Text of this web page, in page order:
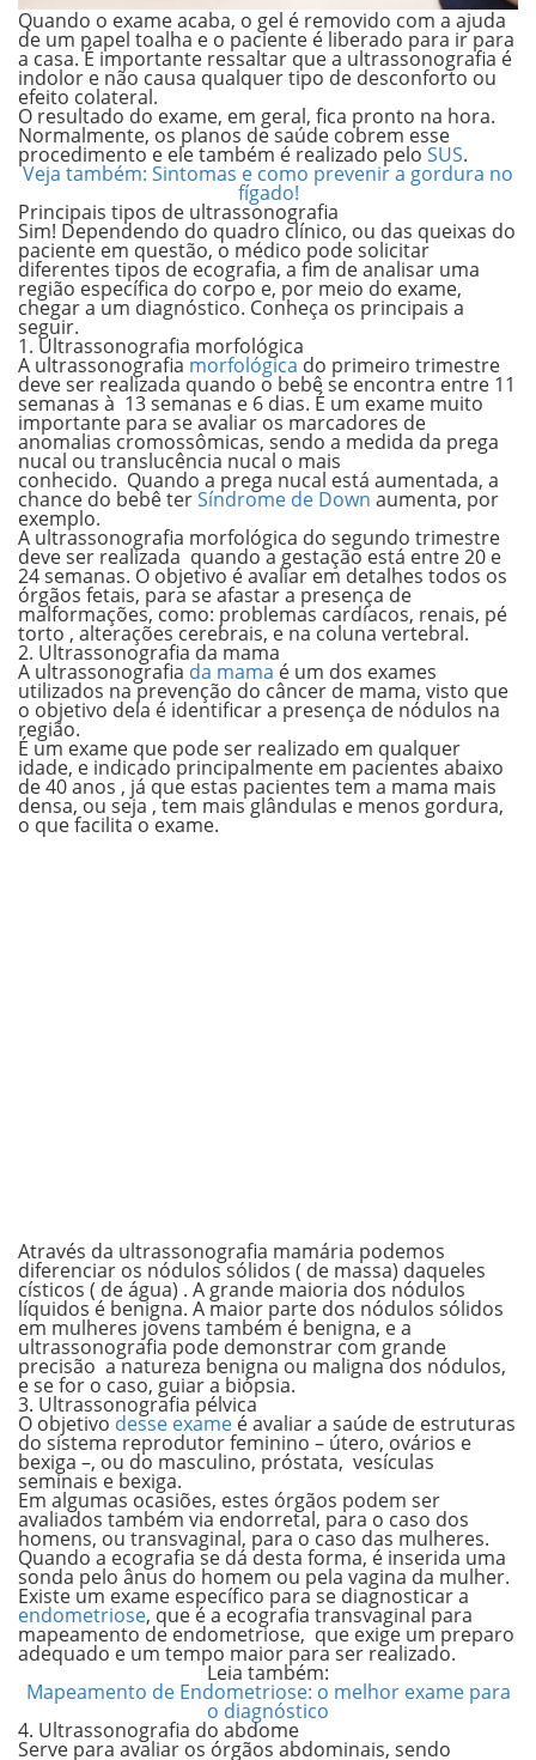
Quando o exame acaba, o gel é removido com a ajuda
de um papel toalha e o paciente é liberado para ir para
a casa. É importante ressaltar que a ultrassonografia é
indolor e não causa qualquer tipo de desconforto ou
efeito colateral.
O resultado do exame, em geral, fica pronto na hora.
Normalmente, os planos de saúde cobrem esse
procedimento e ele também é realizado pelo SUS.
Veja também: Sintomas e como prevenir a gordura no
fígado!
Principais tipos de ultrassonografia
Sim! Dependendo do quadro clínico, ou das queixas do
paciente em questão, o médico pode solicitar
diferentes tipos de ecografia, a fim de analisar uma
região específica do corpo e, por meio do exame,
chegar a um diagnóstico. Conheça os principais a
seguir.
1. Ultrassonografia morfológica
A ultrassonografia morfológica do primeiro trimestre
deve ser realizada quando o bebê se encontra entre 11
semanas à 13 semanas e 6 dias. É um exame muito
importante para se avaliar os marcadores de
anomalias cromossômicas, sendo a medida da prega
nucal ou translucência nucal o mais
conhecido. Quando a prega nucal está aumentada, a
chance do bebê terSíndrome de Down aumenta, por
exemplo.
A ultrassonografia morfológica do segundo trimestre
deve ser realizada quando a gestação está entre 20 e
24 semanas. O objetivo é avaliar em detalhes todos os
órgãos fetais, para se afastar a presença de
malformações, como: problemas cardíacos, renais, pé
torto , alterações cerebrais, e na coluna vertebral.
2. Ultrassonografia da mama
A ultrassonografia da mama é um dos exames
utilizados na prevenção do câncer de mama, visto que
o objetivo dela é identificar a presença de nódulos na
região.
É um exame que pode ser realizado em qualquer
idade, e indicado principalmente em pacientes abaixo
de 40 anos , já que estas pacientes tem a mama mais
densa, ou seja , tem mais glândulas e menos gordura,
o que facilita o exame.
Através da ultrassonografia mamária podemos
diferenciar os nódulos sólidos ( de massa) daqueles
císticos ( de água) . A grande maioria dos nódulos
líquidos é benigna. A maior parte dos nódulos sólidos
em mulheres jovens também é benigna, e a
ultrassonografia pode demonstrar com grande
precisão a natureza benigna ou maligna dos nódulos,
e se for o caso, guiar a biópsia.
3. Ultrassonografia pélvica
O objetivo desse exame é avaliar a saúde de estruturas
do sistema reprodutor feminino – útero, ovários e
bexiga –, ou do masculino, próstata, vesículas
seminais e bexiga.
Em algumas ocasiões, estes órgãos podem ser
avaliados também via endorretal, para o caso dos
homens, ou transvaginal, para o caso das mulheres.
Quando a ecografia se dá desta forma, é inserida uma
sonda pelo ânus do homem ou pela vagina da mulher.
Existe um exame específico para se diagnosticar a
endometriose, que é a ecografia transvaginal para
mapeamento de endometriose, que exige um preparo
adequado e um tempo maior para ser realizado.
Leia também:
Mapeamento de Endometriose: o melhor exame para
o diagnóstico
4. Ultrassonografia do abdome
Serve para avaliar os órgãos abdominais, sendo